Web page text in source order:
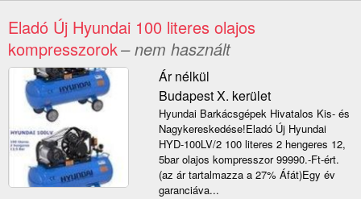
Eladó Új Hyundai 100 literes olajos
kompresszorok– nem használt
Ár nélkül
Budapest X. kerület
Hyundai Barkácsgépek Hivatalos Kis- és
Nagykereskedése!Eladó Új Hyundai
HYD-100LV/2 100 literes 2 hengeres 12,
5bar olajos kompresszor 99990.-Ft-ért.
(az ár tartalmazza a 27% Áfát)Egy év
garanciáva...